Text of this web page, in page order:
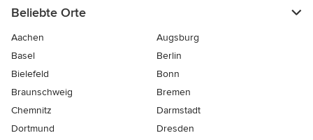
Beliebte Orte
Aachen
Augsburg
Basel
Berlin
Bielefeld
Bonn
Braunschweig
Bremen
Chemnitz
Darmstadt
Dortmund
Dresden